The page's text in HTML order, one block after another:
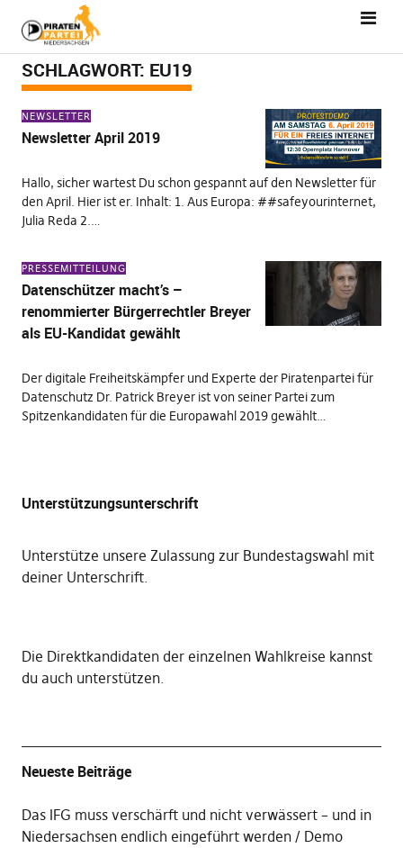
SCHLAGWORT: EU19
NEWSLETTER
Newsletter April 2019
Hallo, sicher wartest Du schon gespannt auf den Newsletter für
den April. Hier ist er. Inhalt: 1. Aus Europa: ##safeyourinternet,
Julia Reda 2.…
PRESSEMITTEILUNG
Datenschützer macht’s –
renommierter Bürgerrechtler Breyer
als EU-Kandidat gewählt
Der digitale Freiheitskämpfer und Experte der Piratenpartei für
Datenschutz Dr. Patrick Breyer ist von seiner Partei zum
Spitzenkandidaten für die Europawahl 2019 gewählt…
Unterstützungsunterschrift
Unterstütze unsere Zulassung zur Bundestagswahl mit
deiner Unterschrift.
Die Direktkandidaten der einzelnen Wahlkreise kannst
du auch unterstützen.
Neueste Beiträge
Das IFG muss verschärft und nicht verwässert – und in
Niedersachsen endlich eingeführt werden
Demo